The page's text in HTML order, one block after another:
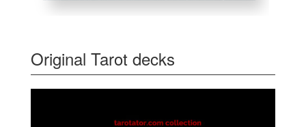
Original Tarot decks